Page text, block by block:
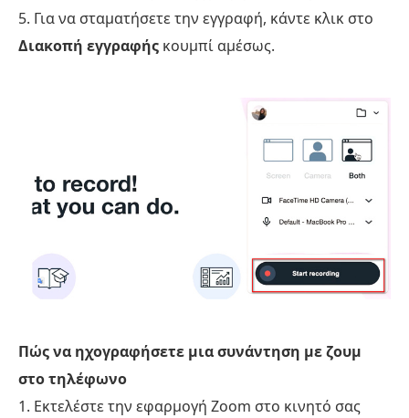
5. Για να σταματήσετε την εγγραφή, κάντε κλικ στο
Διακοπή εγγραφής κουμπί αμέσως.
Πώς να ηχογραφήσετε μια συνάντηση με ζουμ
στο τηλέφωνο
1. Εκτελέστε την εφαρμογή Zoom στο κινητό σας